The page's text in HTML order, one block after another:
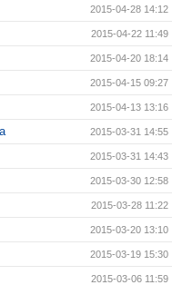
2015-04-28 14:12
2015-04-22 11:49
2015-04-20 18:14
2015-04-15 09:27
2015-04-13 13:16
2015-03-31 14:55
2015-03-31 14:43
2015-03-30 12:58
2015-03-28 11:22
2015-03-20 13:10
2015-03-19 15:30
2015-03-06 11:59